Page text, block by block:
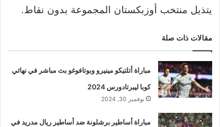
يتذيل منتخب أوزبكستان المجموعة بدون نقاط.
مقالات ذات صلة
مباراة أتلتيكو مينيرو وبوتافوغو بث مباشر في نهائي
كوبا ليبرتادورس 2024
نوفمبر 30, 2024
مباراة أساطير برشلونة ضد أساطير ريال مدريد في